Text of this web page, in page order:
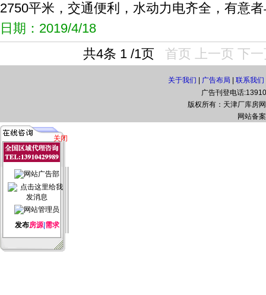
2750平米，交通便利，水动力电齐全，有意
日期：2019/4/18
共4条 1 /1页 首页 上一页 下
关于我们 广告布局 联系我们
广告刊登电话
版权所有：天津厂库房
网站备
关闭
发布房源| 需求